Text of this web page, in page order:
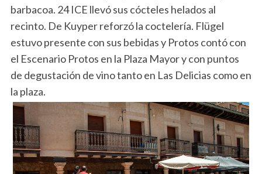
barbacoa. 24 ICE llevó sus cócteles helados al
recinto. De Kuyper reforzó la coctelería. Flügel
estuvo presente con sus bebidas y Protos contó con
el Escenario Protos en la Plaza Mayor y con puntos
de degustación de vino tanto en Las Delicias como en
la plaza.